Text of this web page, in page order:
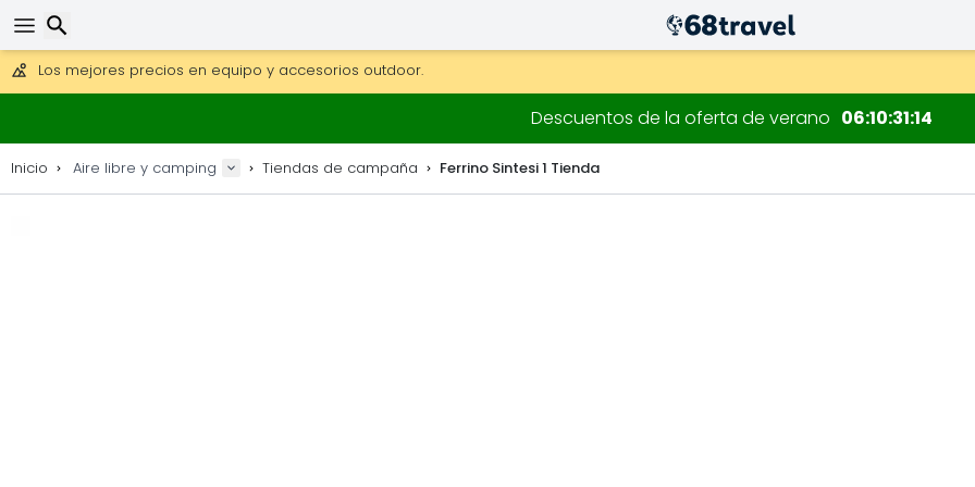
Envío DHL 1 día disponible.
30 días para devoluciones, 90 días para mapas de madera y decoraciones.
Los mejores precios en equipo y accesorios outdoor.
Descuentos de la oferta de verano 06 10 31 13
Inicio Aire libre y camping Tiendas de campaña Ferrino Sintesi 1 Tienda